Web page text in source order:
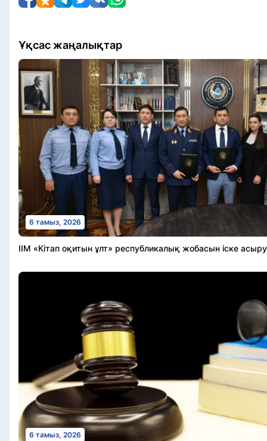
Ұқсас жаңалықтар
6 тамыз, 2026
ІІМ «Кітап оқитын ұлт» республикалық жобасын іске
6 тамыз, 2026